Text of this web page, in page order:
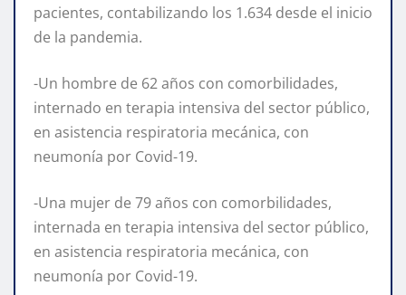
pacientes, contabilizando los 1.634 desde el inicio
de la pandemia.
-Un hombre de 62 años con comorbilidades,
internado en terapia intensiva del sector público,
en asistencia respiratoria mecánica, con
neumonía por Covid-19.
-Una mujer de 79 años con comorbilidades,
internada en terapia intensiva del sector público,
en asistencia respiratoria mecánica, con
neumonía por Covid-19.